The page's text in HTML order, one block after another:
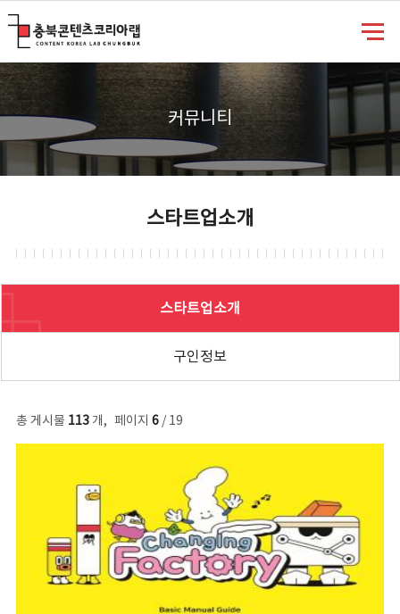
커뮤니티
스타트업소개
스타트업소개
구인정보
총 게시물 113개, 페이지 6/ 19